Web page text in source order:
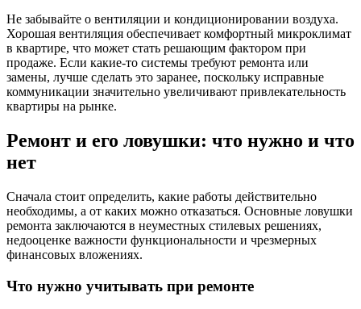
Не забывайте о вентиляции и кондиционировании воздуха.
Хорошая вентиляция обеспечивает комфортный микроклимат
в квартире, что может стать решающим фактором при
продаже. Если какие-то системы требуют ремонта или
замены, лучше сделать это заранее, поскольку исправные
коммуникации значительно увеличивают привлекательность
квартиры на рынке.
Ремонт и его ловушки: что нужно и что
нет
Сначала стоит определить, какие работы действительно
необходимы, а от каких можно отказаться. Основные ловушки
ремонта заключаются в неуместных стилевых решениях,
недооценке важности функциональности и чрезмерных
финансовых вложениях.
Что нужно учитывать при ремонте